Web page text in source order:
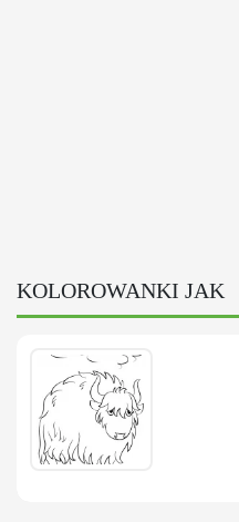
KOLOROWANKI JAK